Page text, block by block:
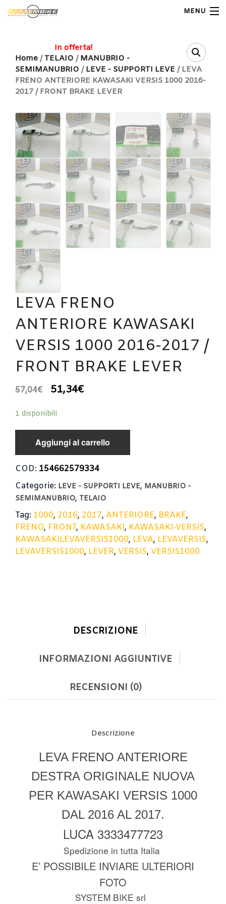
MENU
Home
Shop Moto
Shop Ricambi
Note Generali
Carrello
Contatti
Home / TELAIO / MANUBRIO -
SEMIMANUBRIO / LEVE - SUPPORTI LEVE / LEVA
FRENO ANTERIORE KAWASAKI VERSIS 1000 2016-
2017 / FRONT BRAKE LEVER
In offerta!
LEVA FRENO
ANTERIORE KAWASAKI
VERSIS 1000 2016-2017 /
FRONT BRAKE LEVER
57,04€ 51,34€
1 disponibili
Aggiungi al carrello
COD: 154662579334
Categorie: LEVE - SUPPORTI LEVE, MANUBRIO -
SEMIMANUBRIO, TELAIO
Tag: 1000, 2016, 2017, ANTERIORE, BRAKE,
FRENO, FRONT, KAWASAKI, KAWASAKI-VERSIS,
KAWASAKILEVAVERSIS1000, LEVA, LEVAVERSIS,
LEVAVERSIS1000, LEVER, VERSIS, VERSIS1000
DESCRIZIONE
INFORMAZIONI AGGIUNTIVE
RECENSIONI (0)
Descrizione
LEVA FRENO ANTERIORE
DESTRA ORIGINALE NUOVA
PER KAWASAKI VERSIS 1000
DAL 2016 AL 2017.
LUCA 3333477723
Spedizione in tutta Italia
E’ POSSIBILE INVIARE ULTERIORI
FOTO
SYSTEM BIKE srl